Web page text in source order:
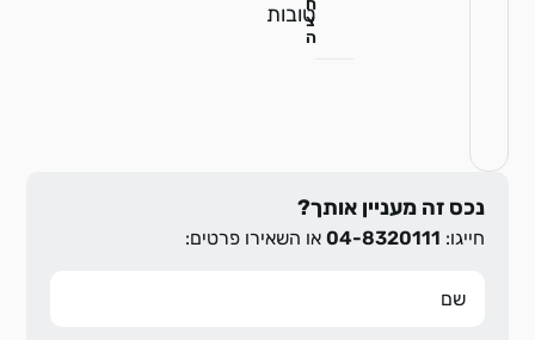
ח
צ
ה
טובות
נכס זה מעניין אותך?
חייגו: 04-8320111או השאירו פרטים: